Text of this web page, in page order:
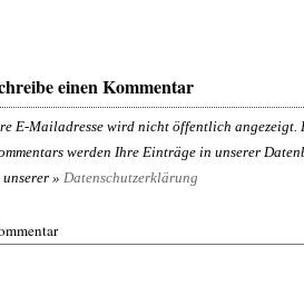
einen Kommentar
E-Mailadresse wird nicht öffentlich
werden Ihre Einträge in unserer
» Datenschutzerklärung